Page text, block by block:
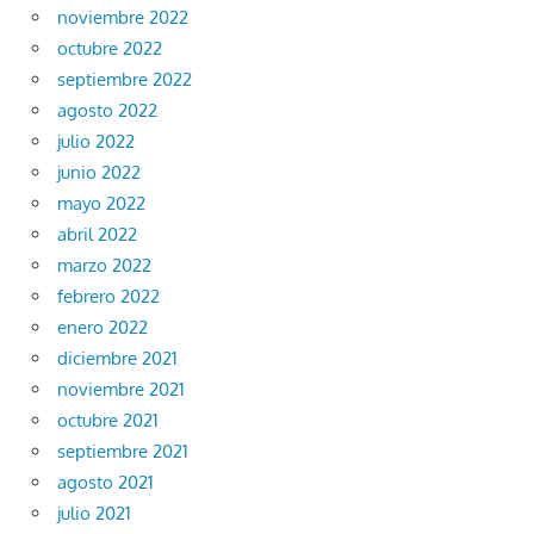
noviembre 2022
octubre 2022
septiembre 2022
agosto 2022
julio 2022
junio 2022
mayo 2022
abril 2022
marzo 2022
febrero 2022
enero 2022
diciembre 2021
noviembre 2021
octubre 2021
septiembre 2021
agosto 2021
julio 2021